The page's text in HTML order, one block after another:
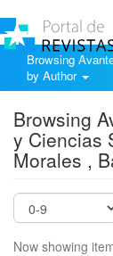
Browsing
by Author
Browsing
y Ciencias
Morales ,
Now showing